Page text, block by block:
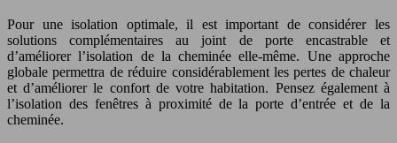
Pour une isolation optimale, il est important de considérer les
solutions complémentaires au joint de porte encastrable et
d’améliorer l’isolation de la cheminée elle-même. Une approche
globale permettra de réduire considérablement les pertes de chaleur
et d’améliorer le confort de votre habitation. Pensez également à
l’isolation des fenêtres à proximité de la porte d’entrée et de la
cheminée.